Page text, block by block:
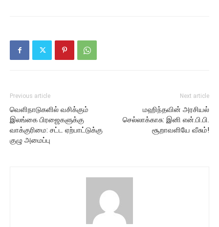
Previous article
வெளிநாடுகளில் வசிக்கும்
இலங்கை பிரஜைகளுக்கு
வாக்குரிமை: சட்ட ஏற்பாட்டுக்கு
குழு அமைப்பு
Next article
மஹிந்தவின் அரசியல்
செல்லாக்காசு: இனி என்.பி.பி.
சூறாவளியே வீசும்!